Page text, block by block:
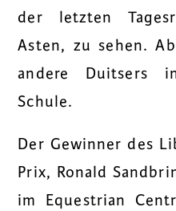
der letzten
Asten, zu sehen.
andere Duitsers
Schule.
Der Gewinner des
Prix, Ronald
im Equestrian